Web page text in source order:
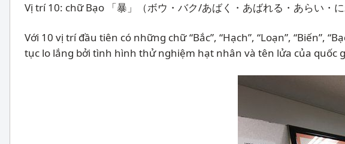
Vị trí 10: chữ Bạo 「暴」（ボウ・バク/あばく・あばれる・あらい
Với 10 vị trí đầu tiên có những chữ “Bắc”, “Hạch”, “Loạn”,
tục lo lắng bởi tình hình thử nghiệm hạt nhân và tên lửa của quốc